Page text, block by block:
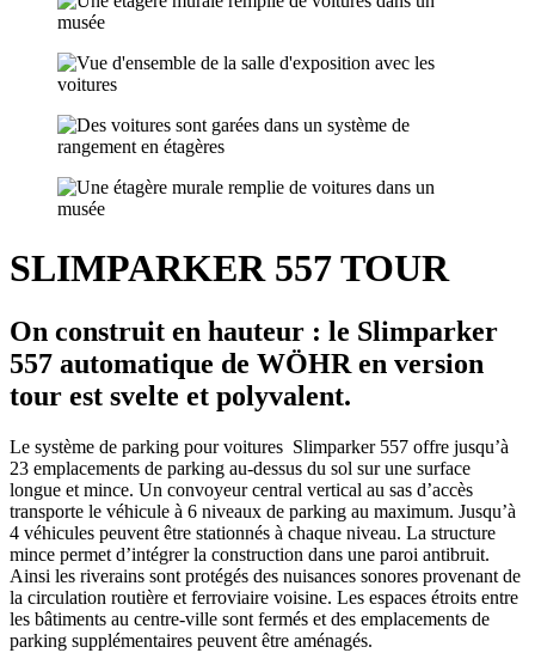
SLIMPARKER 557 TOUR
On construit en hauteur : le Slimparker
557 automatique de WÖHR en version
tour est svelte et polyvalent.
Le système de parking pour voitures Slimparker 557 offre jusqu’à
23 emplacements de parking au-dessus du sol sur une surface
longue et mince. Un convoyeur central vertical au sas d’accès
transporte le véhicule à 6 niveaux de parking au maximum. Jusqu’à
4 véhicules peuvent être stationnés à chaque niveau. La structure
mince permet d’intégrer la construction dans une paroi antibruit.
Ainsi les riverains sont protégés des nuisances sonores provenant de
la circulation routière et ferroviaire voisine. Les espaces étroits entre
les bâtiments au centre-ville sont fermés et des emplacements de
parking supplémentaires peuvent être aménagés.